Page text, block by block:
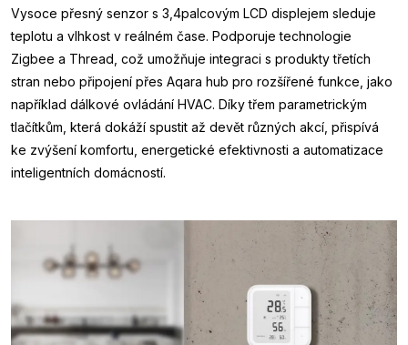
Vysoce přesný senzor s 3,4palcovým LCD displejem sleduje
teplotu a vlhkost v reálném čase. Podporuje technologie
Zigbee a Thread, což umožňuje integraci s produkty třetích
stran nebo připojení přes Aqara hub pro rozšířené funkce, jako
například dálkové ovládání HVAC. Díky třem parametrickým
tlačítkům, která dokáží spustit až devět různých akcí, přispívá
ke zvýšení komfortu, energetické efektivnosti a automatizace
inteligentních domácností.